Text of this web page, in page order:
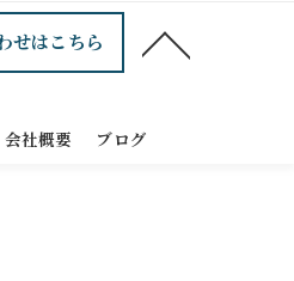
せはこちら
会社概要
ブログ